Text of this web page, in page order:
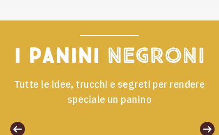
I panini Negroni
Tutte le idee, trucchi e segreti per rendere
speciale un panino